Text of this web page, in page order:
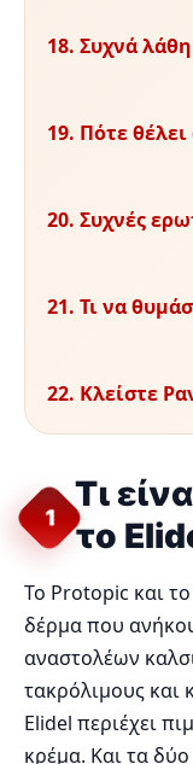
18. Συχνά
19. Πότε
20. Συχνές
21. Τι να
22. Κλείστε
1
Τι
το
Το Protopic και
δέρμα που
αναστολέων
τακρόλιμους και
Elidel περιέχει
κρέμα. Και τα